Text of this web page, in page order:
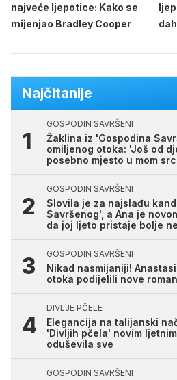
najveće ljepotice: Kako se
mijenjao Bradley Cooper
Najčitanije
GOSPODIN SAVRŠENI
Žaklina iz 'Gospodina
omiljenog otoka: 'Još od
posebno mjesto u mom
GOSPODIN SAVRŠENI
Slovila je za najslađu
Savršenog', a Ana je
da joj ljeto pristaje bolje
GOSPODIN SAVRŠENI
Nikad nasmijaniji!
otoka podijelili nove
DIVLJE PČELE
Elegancija na talijanski
'Divljih pčela' novim
oduševila sve
GOSPODIN SAVRŠENI